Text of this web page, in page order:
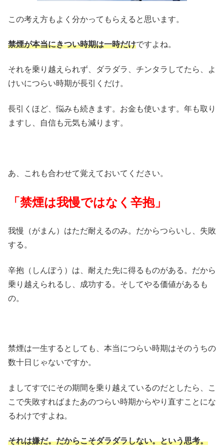
この考え方もよく分かってもらえると思います。
禁煙が本当にきつい時期は一時だけですよね。
それを乗り越えられず、ダラダラ、チンタラしてたら、よ
けいにつらい時期が長引くだけ。
長引くほど、悩みも続きます。お金も使います。年も取り
ますし、自信も元気も減ります。
あ、これも合わせて覚えておいてください。
「禁煙は我慢ではなく辛抱」
我慢（がまん）はただ耐えるのみ。だからつらいし、失敗
する。
辛抱（しんぼう）は、耐えた先に得るものがある。だから
乗り越えられるし、成功する。そしてやる価値があるも
の。
禁煙は一生するとしても、本当につらい時期はそのうちの
数十日じゃないですか。
ましてすでにその期間を乗り越えているのだとしたら、こ
こで失敗すればまたあのつらい時期からやり直すことにな
るわけですよね。
それは嫌だ。だからこそダラダラしない。という思考。